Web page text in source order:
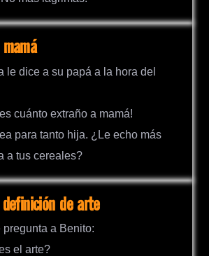
le dice a su papá a la hora del
cuánto extraño a mamá!
para tanto hija. ¿Le echo más
a tus cereales?
definición de arte
pregunta a Benito:
el arte?